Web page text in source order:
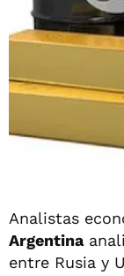
Analistas
Argentina
entre Rusia y